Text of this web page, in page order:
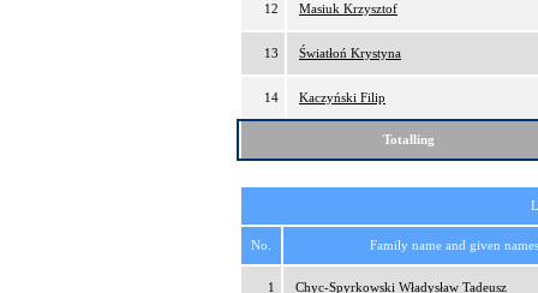
12 Masiuk Krzysztof
13 Światłoń Krystyna
14 Kaczyński Filip
Totalling
No. Family name and given names
1 Chyc-Spyrkowski Władysław Tadeusz